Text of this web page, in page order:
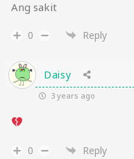
Ang sakit
0 Reply
Daisy
3 years ago
0 Reply